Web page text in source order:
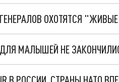
ОХОТЯТСЯ
МАЛЫШЕЙ НЕ